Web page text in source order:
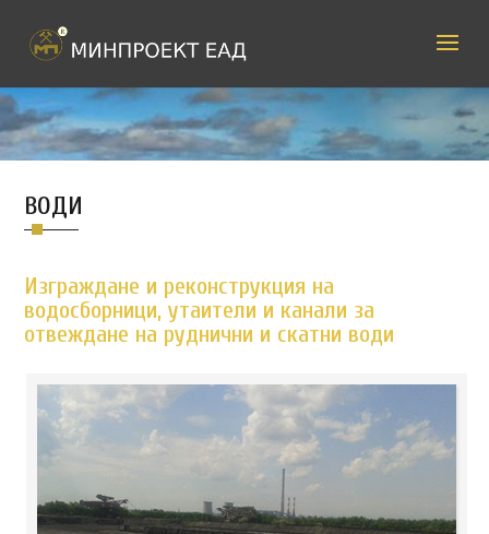
ВОДИ
Изграждане и реконструкция на
водосборници, утаители и канали за
отвеждане на руднични и скатни води